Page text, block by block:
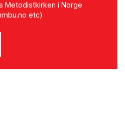
Metodistkirken i Norge
etc)